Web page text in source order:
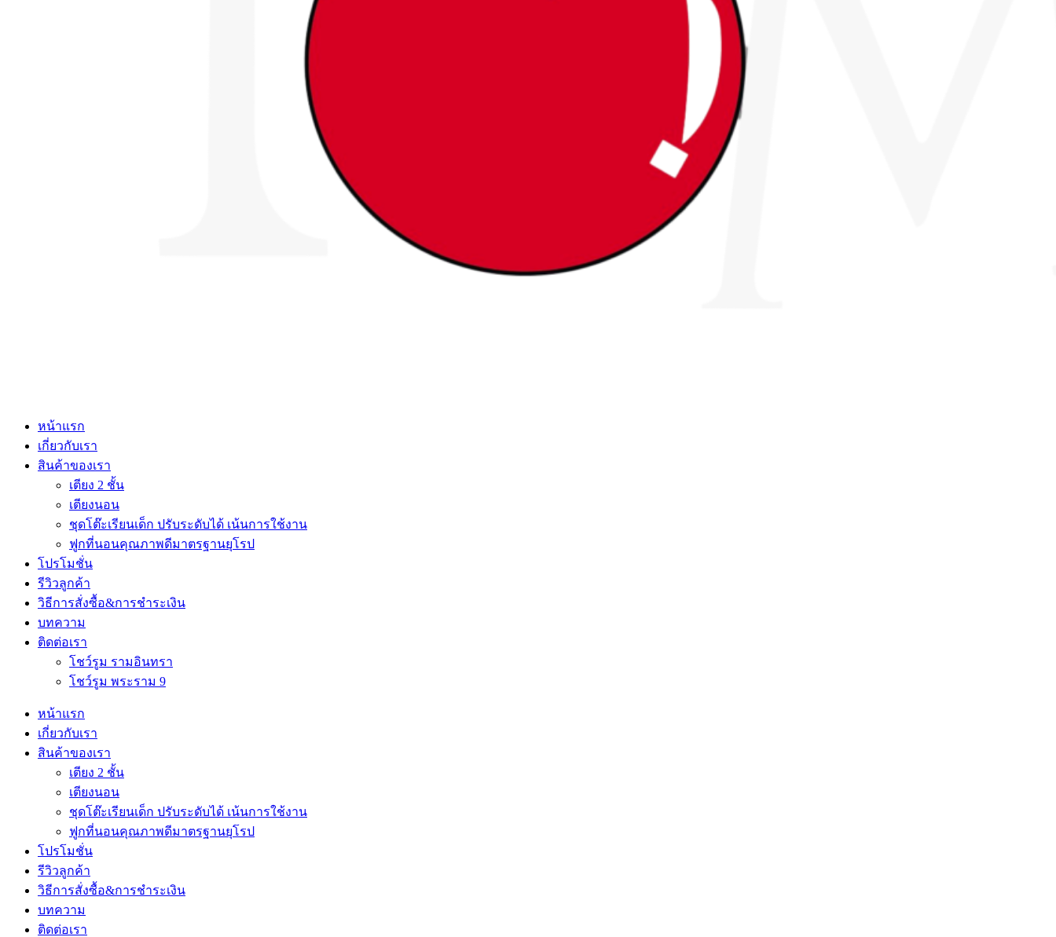
หน้าแรก
เกี่ยวกับเรา
สินค้าของเรา
เตียง 2 ชั้น
เตียงนอน
ชุดโต๊ะเรียนเด็ก ปรับระดับได้ เน้นการใช้งาน
ฟูกที่นอนคุณภาพดีมาตรฐานยุโรป
โปรโมชั่น
รีวิวลูกค้า
วิธีการสั่งซื้อ&การชำระเงิน
บทความ
ติดต่อเรา
โชว์รูม รามอินทรา
โชว์รูม พระราม 9
หน้าแรก
เกี่ยวกับเรา
สินค้าของเรา
เตียง 2 ชั้น
เตียงนอน
ชุดโต๊ะเรียนเด็ก ปรับระดับได้ เน้นการใช้งาน
ฟูกที่นอนคุณภาพดีมาตรฐานยุโรป
โปรโมชั่น
รีวิวลูกค้า
วิธีการสั่งซื้อ&การชำระเงิน
บทความ
ติดต่อเรา